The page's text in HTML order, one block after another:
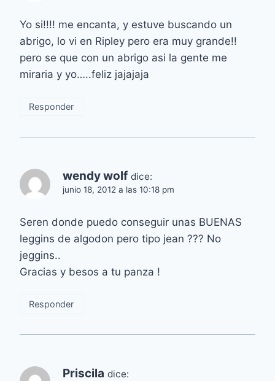
Yo si!!!! me encanta, y estuve buscando un
abrigo, lo vi en Ripley pero era muy grande!!
pero se que con un abrigo asi la gente me
miraria y yo…..feliz jajajaja
Responder
wendy wolf dice:
junio 18, 2012 a las 10:18 pm
Seren donde puedo conseguir unas BUENAS
leggins de algodon pero tipo jean ??? No
jeggins..
Gracias y besos a tu panza !
Responder
Priscila dice: